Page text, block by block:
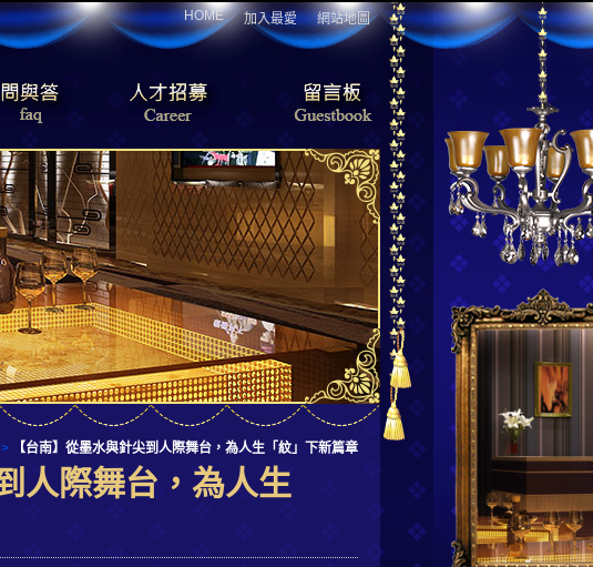
HOME 加入最愛 網站地圖
> 【台南】從墨水與針尖到人際舞台，為人生「紋」下新篇章
人際舞台，為人生